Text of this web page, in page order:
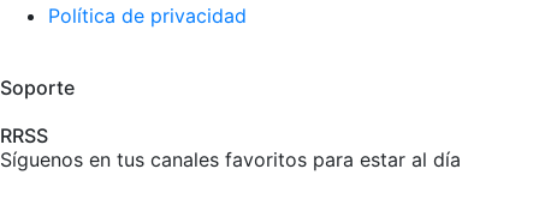
Política de privacidad
Soporte
RRSS
Síguenos en tus canales favoritos para estar al día